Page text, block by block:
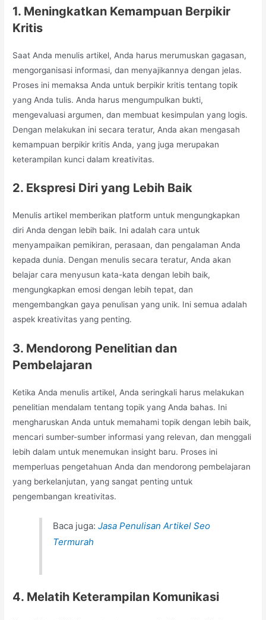
1. Meningkatkan Kemampuan Berpikir
Kritis
Saat Anda menulis artikel, Anda harus merumuskan gagasan,
mengorganisasi informasi, dan menyajikannya dengan jelas.
Proses ini memaksa Anda untuk berpikir kritis tentang topik
yang Anda tulis. Anda harus mengumpulkan bukti,
mengevaluasi argumen, dan membuat kesimpulan yang logis.
Dengan melakukan ini secara teratur, Anda akan mengasah
kemampuan berpikir kritis Anda, yang juga merupakan
keterampilan kunci dalam kreativitas.
2. Ekspresi Diri yang Lebih Baik
Menulis artikel memberikan platform untuk mengungkapkan
diri Anda dengan lebih baik. Ini adalah cara untuk
menyampaikan pemikiran, perasaan, dan pengalaman Anda
kepada dunia. Dengan menulis secara teratur, Anda akan
belajar cara menyusun kata-kata dengan lebih baik,
mengungkapkan emosi dengan lebih tepat, dan
mengembangkan gaya penulisan yang unik. Ini semua adalah
aspek kreativitas yang penting.
3. Mendorong Penelitian dan
Pembelajaran
Ketika Anda menulis artikel, Anda seringkali harus melakukan
penelitian mendalam tentang topik yang Anda bahas. Ini
mengharuskan Anda untuk memahami topik dengan lebih baik,
mencari sumber-sumber informasi yang relevan, dan menggali
lebih dalam untuk menemukan insight baru. Proses ini
memperluas pengetahuan Anda dan mendorong pembelajaran
yang berkelanjutan, yang sangat penting untuk
pengembangan kreativitas.
Baca juga:Jasa Penulisan Artikel Seo
Termurah
4. Melatih Keterampilan Komunikasi